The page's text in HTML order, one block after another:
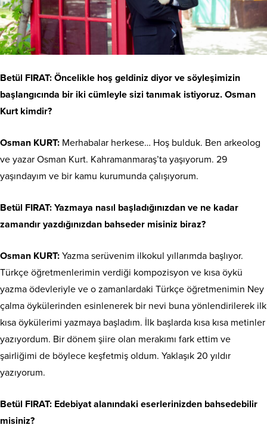
Betül FIRAT: Öncelikle hoş geldiniz diyor ve söyleşimizin
başlangıcında bir iki cümleyle sizi tanımak istiyoruz. Osman
Kurt kimdir?
Osman KURT: Merhabalar herkese… Hoş bulduk. Ben arkeolog
ve yazar Osman Kurt. Kahramanmaraş’ta yaşıyorum. 29
yaşındayım ve bir kamu kurumunda çalışıyorum.
Betül FIRAT: Yazmaya nasıl başladığınızdan ve ne kadar
zamandır yazdığınızdan bahseder misiniz biraz?
Osman KURT: Yazma serüvenim ilkokul yıllarımda başlıyor.
Türkçe öğretmenlerimin verdiği kompozisyon ve kısa öykü
yazma ödevleriyle ve o zamanlardaki Türkçe öğretmenimin Ney
çalma öykülerinden esinlenerek bir nevi buna yönlendirilerek ilk
kısa öykülerimi yazmaya başladım. İlk başlarda kısa kısa metinler
yazıyordum. Bir dönem şiire olan merakımı fark ettim ve
şairliğimi de böylece keşfetmiş oldum. Yaklaşık 20 yıldır
yazıyorum.
Betül FIRAT: Edebiyat alanındaki eserlerinizden bahsedebilir
misiniz?